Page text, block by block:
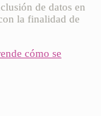
de datos en
la finalidad de
cómo se